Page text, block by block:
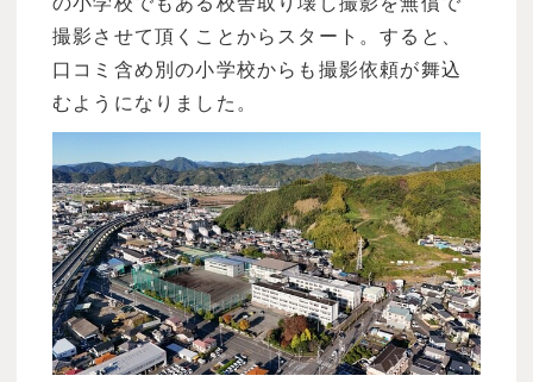
撮影させて頂くことからスタート。すると、
口コミ含め別の小学校からも撮影依頼が舞込
むようになりました。